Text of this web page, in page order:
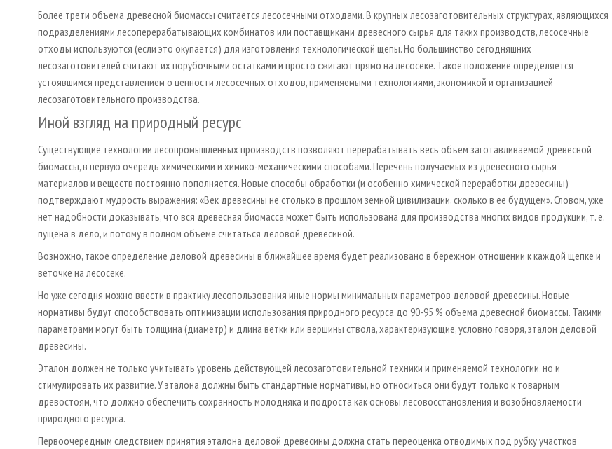
Более трети объема древесной биомассы считается лесосечными отходами. В крупных лесозаготовительных структурах, являющихся
подразделениями лесоперерабатывающих комбинатов или поставщиками древесного сырья для таких производств, лесосечные
отходы используются (если это окупается) для изготовления технологической щепы. Но большинство сегодняшних
лесозаготовителей считают их порубочными остатками и просто сжигают прямо на лесосеке. Такое положение определяется
устоявшимся представлением о ценности лесосечных отходов, применяемыми технологиями, экономикой и организацией
лесозаготовительного производства.
Иной взгляд на природный ресурс
Существующие технологии лесопромышленных производств позволяют перерабатывать весь объем заготавливаемой древесной
биомассы, в первую очередь химическими и химико-механическими способами. Перечень получаемых из древесного сырья
материалов и веществ постоянно пополняется. Новые способы обработки (и особенно химической переработки древесины)
подтверждают мудрость выражения: «Век древесины не столько в прошлом земной цивилизации, сколько в ее будущем». Словом, уже
нет надобности доказывать, что вся древесная биомасса может быть использована для производства многих видов продукции, т. е.
пущена в дело, и потому в полном объеме считаться деловой древесиной.
Возможно, такое определение деловой древесины в ближайшее время будет реализовано в бережном отношении к каждой щепке и
веточке на лесосеке.
Но уже сегодня можно ввести в практику лесопользования иные нормы минимальных параметров деловой древесины. Новые
нормативы будут способствовать оптимизации использования природного ресурса до 90-95 % объема древесной биомассы. Такими
параметрами могут быть толщина (диаметр) и длина ветки или вершины ствола, характеризующие, условно говоря, эталон деловой
древесины.
Эталон должен не только учитывать уровень действующей лесозаготовительной техники и применяемой технологии, но и
стимулировать их развитие. У эталона должны быть стандартные нормативы, но относиться они будут только к товарным
древостоям, что должно обеспечить сохранность молодняка и подроста как основы лесовосстановления и возобновляемости
природного ресурса.
Первоочередным следствием принятия эталона деловой древесины должна стать переоценка отводимых под рубку участков